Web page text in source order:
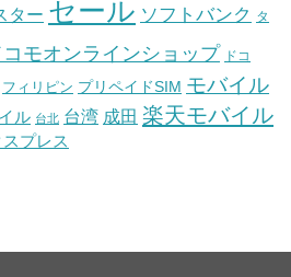
ター セール ソフトバンク タ
コモオンラインショップ ドコ
フィリピン プリペイドSIM モバイル
ル 台北 台湾 成田 楽天モバイル
プレス